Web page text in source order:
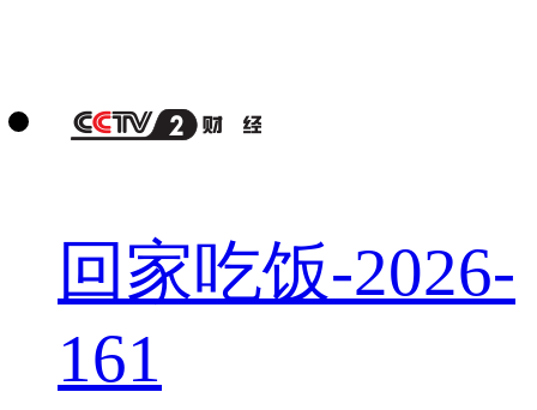
回家吃饭-2026-
161